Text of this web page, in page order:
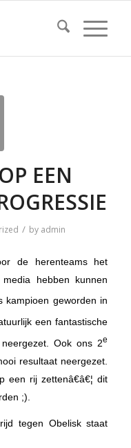
EEN
/ by admin
de herenteams het
hebben kunnen
kampioen geworden in
een fantastische
Ook ons 2e
resultaat neergezet.
rij zettenâ€â€¦ dit
;).
tegen Obelisk staat